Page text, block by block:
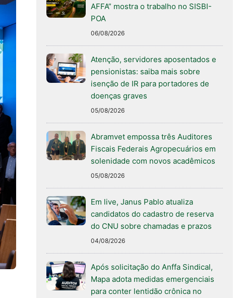
AFFA” mostra o trabalho no SISBI-
POA
06/08/2026
Atenção, servidores aposentados e
pensionistas: saiba mais sobre
isenção de IR para portadores de
doenças graves
05/08/2026
Abramvet empossa três Auditores
Fiscais Federais Agropecuários em
solenidade com novos acadêmicos
05/08/2026
Em live, Janus Pablo atualiza
candidatos do cadastro de reserva
do CNU sobre chamadas e prazos
04/08/2026
Após solicitação do Anffa Sindical,
Mapa adota medidas emergenciais
para conter lentidão crônica no